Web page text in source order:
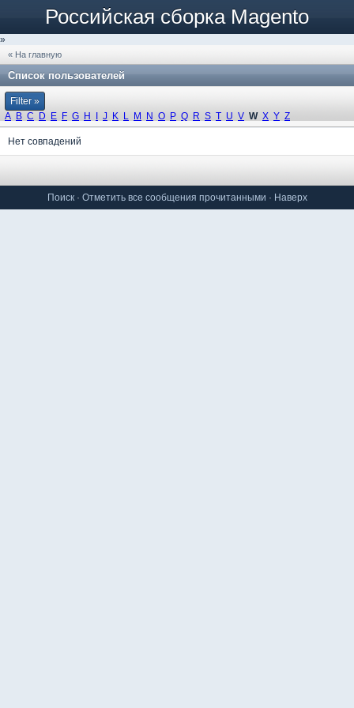
Российская сборка Magento
»
« На главную
Список пользователей
Filter »
A B C D E F G H J K L M N O P Q R S T U V W X Y Z
Нет совпадений
Поиск· Отметить все сообщения прочитанными · Наверх